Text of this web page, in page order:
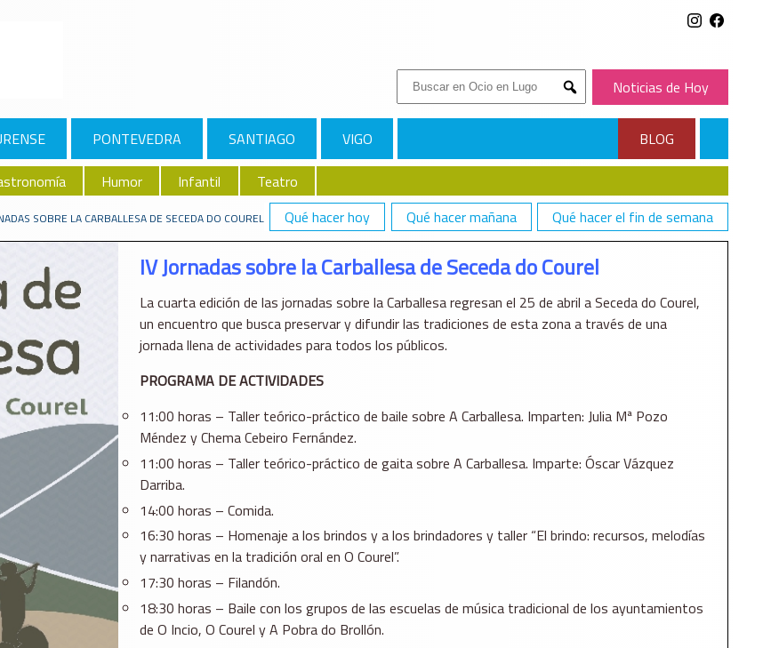
Buscar:
Submit
Noticias de Hoy
PONTEVEDRA SANTIAGO VIGO
BLOG
Humor Infantil
Teatro
Qué hacer hoy
Qué hacer mañana Qué hacer el fin de semana
SOBRE LA CARBALLESA DE SECEDA DO COUREL
IV Jornadas sobre la Carballesa de Seceda do Courel
La cuarta edición de las jornadas sobre la Carballesa regresan el 25 de abril a Seceda do Courel,
un encuentro que busca preservar y difundir las tradiciones de esta zona a través de una
jornada llena de actividades para todos los públicos.
PROGRAMA DE ACTIVIDADES
11:00 horas – Taller teórico-práctico de baile sobre A Carballesa. Imparten: Julia Mª Pozo
Méndez y Chema Cebeiro Fernández.
11:00 horas – Taller teórico-práctico de gaita sobre A Carballesa. Imparte: Óscar Vázquez
Darriba.
14:00 horas – Comida.
16:30 horas – Homenaje a los brindos y a los brindadores y taller “El brindo: recursos, melodías
y narrativas en la tradición oral en O Courel”.
17:30 horas – Filandón.
18:30 horas – Baile con los grupos de las escuelas de música tradicional de los ayuntamientos
de O Incio, O Courel y A Pobra do Brollón.